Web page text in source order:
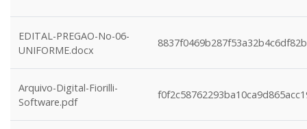
EDITAL-PREGAO-No-06-
UNIFORME.docx
Arquivo-Digital-Fiorilli-
Software.pdf